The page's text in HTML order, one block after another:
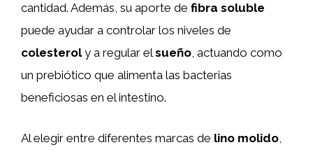
cantidad. Además, su aporte de fibra soluble
puede ayudar a controlar los niveles de
colesteroly a regular elsueño, actuando como
un prebiótico que alimenta las bacterias
beneficiosas en el intestino.
Al elegir entre diferentes marcas de lino molido